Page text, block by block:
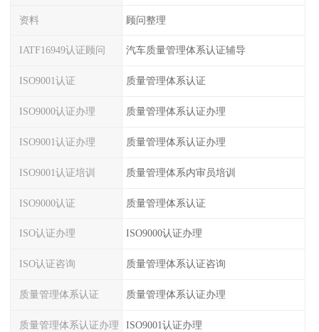
资料 顾问整理
IATF16949认证顾问 汽车质量管理体系认证辅导
ISO9001认证 质量管理体系认证
ISO9000认证办理 质量管理体系认证办理
ISO9001认证办理 质量管理体系认证办理
ISO9001认证培训 质量管理体系内审员培训
ISO9000认证 质量管理体系认证
ISO认证办理 ISO9000认证办理
ISO认证咨询 质量管理体系认证咨询
质量管理体系认证 质量管理体系认证办理
质量管理体系认证办理 ISO9001认证办理